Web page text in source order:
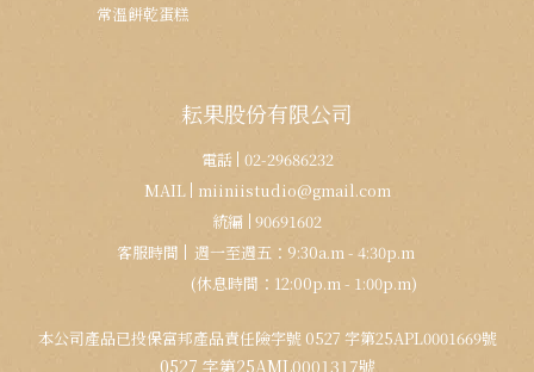
常溫餅乾蛋糕
耘果股份有限公司
電話 02-29686232
MAIL
miiniistudio@gmail.com
統編 90691602
客服時間
週一至週五：9:30a.m - 4:30p.m
(休息時間：12:00p.m - 1:00p.m)
本公司產品已投保富邦產品責任險字號 0527 字第25APL0001669號
0527 字第25AML0001317號